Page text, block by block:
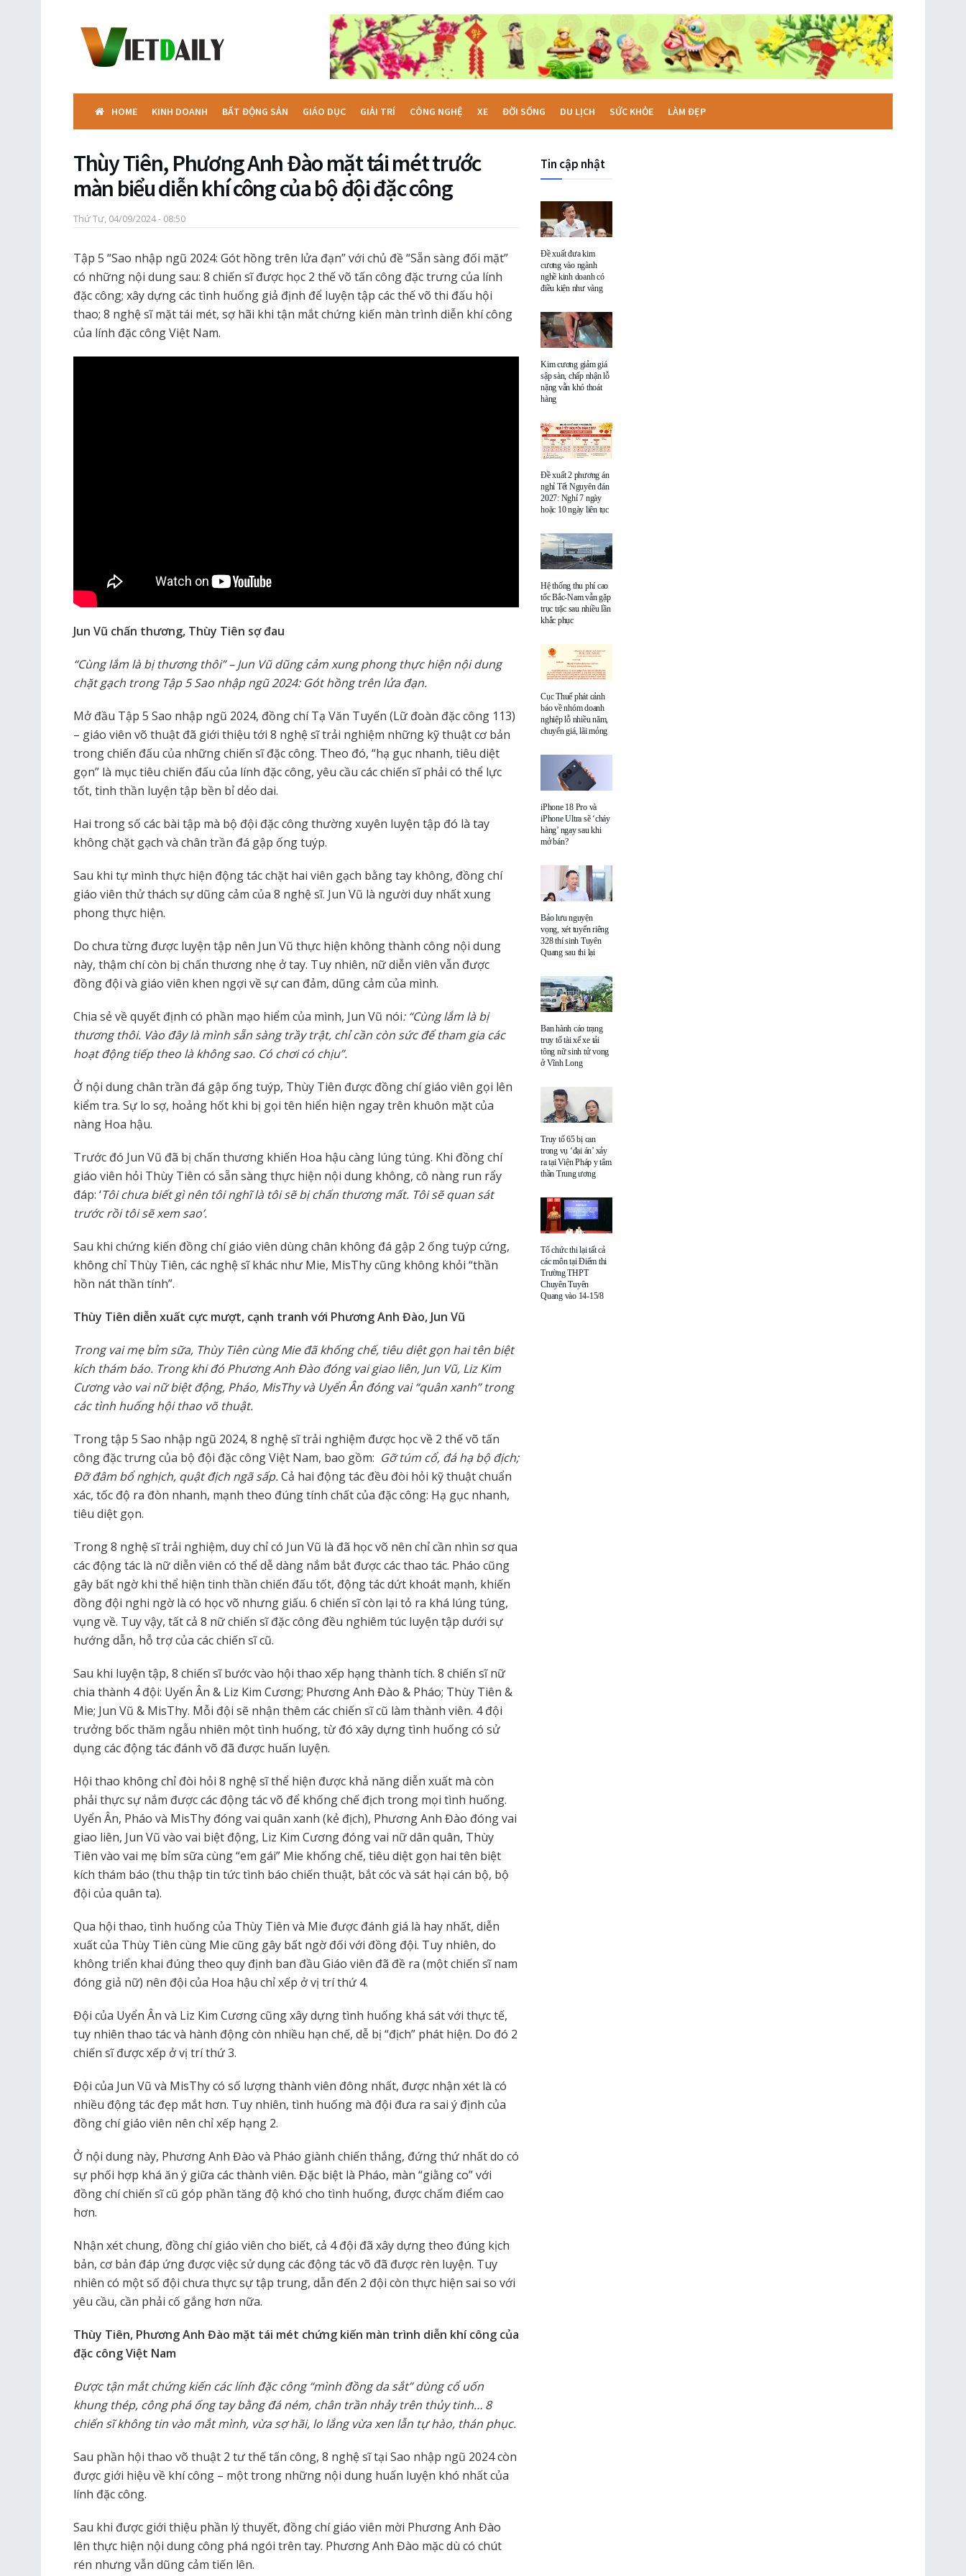
HOME KINH DOANH BẤT ĐỘNG SẢN GIÁO DỤC GIẢI TRÍ CÔNG NGHỆ XE ĐỜI SỐNG DU LỊCH SỨC KHỎE LÀM ĐẸP
Thùy Tiên, Phương Anh Đào mặt tái mét trước
màn biểu diễn khí công của bộ đội đặc công
Thứ Tư, 04/09/2024 - 08:50
Tập 5 “Sao nhập ngũ 2024: Gót hồng trên lửa đạn” với chủ đề “Sẵn sàng đối mặt”
có những nội dung sau: 8 chiến sĩ được học 2 thế võ tấn công đặc trưng của lính
đặc công; xây dựng các tình huống giả định để luyện tập các thế võ thi đấu hội
thao; 8 nghệ sĩ mặt tái mét, sợ hãi khi tận mắt chứng kiến màn trình diễn khí công
của lính đặc công Việt Nam.
Jun Vũ chấn thương, Thùy Tiên sợ đau
“Cùng lắm là bị thương thôi” – Jun Vũ dũng cảm xung phong thực hiện nội dung
chặt gạch trong Tập 5 Sao nhập ngũ 2024: Gót hồng trên lửa đạn.
Mở đầu Tập 5 Sao nhập ngũ 2024, đồng chí Tạ Văn Tuyến (Lữ đoàn đặc công 113)
– giáo viên võ thuật đã giới thiệu tới 8 nghệ sĩ trải nghiệm những kỹ thuật cơ bản
trong chiến đấu của những chiến sĩ đặc công. Theo đó, “hạ gục nhanh, tiêu diệt
gọn” là mục tiêu chiến đấu của lính đặc công, yêu cầu các chiến sĩ phải có thể lực
tốt, tinh thần luyện tập bền bỉ dẻo dai.
Hai trong số các bài tập mà bộ đội đặc công thường xuyên luyện tập đó là tay
không chặt gạch và chân trần đá gập ống tuýp.
Sau khi tự mình thực hiện động tác chặt hai viên gạch bằng tay không, đồng chí
giáo viên thử thách sự dũng cảm của 8 nghệ sĩ. Jun Vũ là người duy nhất xung
phong thực hiện.
Do chưa từng được luyện tập nên Jun Vũ thực hiện không thành công nội dung
này, thậm chí còn bị chấn thương nhẹ ở tay. Tuy nhiên, nữ diễn viên vẫn được
đồng đội và giáo viên khen ngợi về sự can đảm, dũng cảm của mình.
Chia sẻ về quyết định có phần mạo hiểm của mình, Jun Vũ nói: “Cùng lắm là bị
thương thôi. Vào đây là mình sẵn sàng trầy trật, chỉ cần còn sức để tham gia các
hoạt động tiếp theo là không sao. Có chơi có chịu”.
Ở nội dung chân trần đá gập ống tuýp, Thùy Tiên được đồng chí giáo viên gọi lên
kiểm tra. Sự lo sợ, hoảng hốt khi bị gọi tên hiển hiện ngay trên khuôn mặt của
nàng Hoa hậu.
Trước đó Jun Vũ đã bị chấn thương khiến Hoa hậu càng lúng túng. Khi đồng chí
giáo viên hỏi Thùy Tiên có sẵn sàng thực hiện nội dung không, cô nàng run rẩy
đáp: ‘Tôi chưa biết gì nên tôi nghĩ là tôi sẽ bị chấn thương mất. Tôi sẽ quan sát
trước rồi tôi sẽ xem sao’.
Sau khi chứng kiến đồng chí giáo viên dùng chân không đá gập 2 ống tuýp cứng,
không chỉ Thùy Tiên, các nghệ sĩ khác như Mie, MisThy cũng không khỏi “thần
hồn nát thần tính”.
Thùy Tiên diễn xuất cực mượt, cạnh tranh với Phương Anh Đào, Jun Vũ
Trong vai mẹ bỉm sữa, Thùy Tiên cùng Mie đã khống chế, tiêu diệt gọn hai tên biệt
kích thám báo. Trong khi đó Phương Anh Đào đóng vai giao liên, Jun Vũ, Liz Kim
Cương vào vai nữ biệt động, Pháo, MisThy và Uyển Ân đóng vai “quân xanh” trong
các tình huống hội thao võ thuật.
Trong tập 5 Sao nhập ngũ 2024, 8 nghệ sĩ trải nghiệm được học về 2 thế võ tấn
công đặc trưng của bộ đội đặc công Việt Nam, bao gồm: Gỡ túm cổ, đá hạ bộ địch;
Đỡ đâm bổ nghịch, quật địch ngã sấp.Cả hai động tác đều đòi hỏi kỹ thuật chuẩn
xác, tốc độ ra đòn nhanh, mạnh theo đúng tính chất của đặc công: Hạ gục nhanh,
tiêu diệt gọn.
Trong 8 nghệ sĩ trải nghiệm, duy chỉ có Jun Vũ là đã học võ nên chỉ cần nhìn sơ qua
các động tác là nữ diễn viên có thể dễ dàng nắm bắt được các thao tác. Pháo cũng
gây bất ngờ khi thể hiện tinh thần chiến đấu tốt, động tác dứt khoát mạnh, khiến
đồng đội nghi ngờ là có học võ nhưng giấu. 6 chiến sĩ còn lại tỏ ra khá lúng túng,
vụng về. Tuy vậy, tất cả 8 nữ chiến sĩ đặc công đều nghiêm túc luyện tập dưới sự
hướng dẫn, hỗ trợ của các chiến sĩ cũ.
Sau khi luyện tập, 8 chiến sĩ bước vào hội thao xếp hạng thành tích. 8 chiến sĩ nữ
chia thành 4 đội: Uyển Ân & Liz Kim Cương; Phương Anh Đào & Pháo; Thùy Tiên &
Mie; Jun Vũ & MisThy. Mỗi đội sẽ nhận thêm các chiến sĩ cũ làm thành viên. 4 đội
trưởng bốc thăm ngẫu nhiên một tình huống, từ đó xây dựng tình huống có sử
dụng các động tác đánh võ đã được huấn luyện.
Hội thao không chỉ đòi hỏi 8 nghệ sĩ thể hiện được khả năng diễn xuất mà còn
phải thực sự nắm được các động tác võ để khống chế địch trong mọi tình huống.
Uyển Ân, Pháo và MisThy đóng vai quân xanh (kẻ địch), Phương Anh Đào đóng vai
giao liên, Jun Vũ vào vai biệt động, Liz Kim Cương đóng vai nữ dân quân, Thùy
Tiên vào vai mẹ bỉm sữa cùng “em gái” Mie khống chế, tiêu diệt gọn hai tên biệt
kích thám báo (thu thập tin tức tình báo chiến thuật, bắt cóc và sát hại cán bộ, bộ
đội của quân ta).
Qua hội thao, tình huống của Thùy Tiên và Mie được đánh giá là hay nhất, diễn
xuất của Thùy Tiên cùng Mie cũng gây bất ngờ đối với đồng đội. Tuy nhiên, do
không triển khai đúng theo quy định ban đầu Giáo viên đã đề ra (một chiến sĩ nam
đóng giả nữ) nên đội của Hoa hậu chỉ xếp ở vị trí thứ 4.
Đội của Uyển Ân và Liz Kim Cương cũng xây dựng tình huống khá sát với thực tế,
tuy nhiên thao tác và hành động còn nhiều hạn chế, dễ bị “địch” phát hiện. Do đó 2
chiến sĩ được xếp ở vị trí thứ 3.
Đội của Jun Vũ và MisThy có số lượng thành viên đông nhất, được nhận xét là có
nhiều động tác đẹp mắt hơn. Tuy nhiên, tình huống mà đội đưa ra sai ý định của
đồng chí giáo viên nên chỉ xếp hạng 2.
Ở nội dung này, Phương Anh Đào và Pháo giành chiến thắng, đứng thứ nhất do có
sự phối hợp khá ăn ý giữa các thành viên. Đặc biệt là Pháo, màn “giằng co” với
đồng chí chiến sĩ cũ góp phần tăng độ khó cho tình huống, được chấm điểm cao
hơn.
Nhận xét chung, đồng chí giáo viên cho biết, cả 4 đội đã xây dựng theo đúng kịch
bản, cơ bản đáp ứng được việc sử dụng các động tác võ đã được rèn luyện. Tuy
nhiên có một số đội chưa thực sự tập trung, dẫn đến 2 đội còn thực hiện sai so với
yêu cầu, cần phải cố gắng hơn nữa.
Thùy Tiên, Phương Anh Đào mặt tái mét chứng kiến màn trình diễn khí công của
đặc công Việt Nam
Được tận mắt chứng kiến các lính đặc công “mình đồng da sắt” dùng cổ uốn
khung thép, công phá ống tay bằng đá ném, chân trần nhảy trên thủy tinh… 8
chiến sĩ không tin vào mắt mình, vừa sợ hãi, lo lắng vừa xen lẫn tự hào, thán phục.
Sau phần hội thao võ thuật 2 tư thế tấn công, 8 nghệ sĩ tại Sao nhập ngũ 2024 còn
được giới hiệu về khí công – một trong những nội dung huấn luyện khó nhất của
lính đặc công.
Sau khi được giới thiệu phần lý thuyết, đồng chí giáo viên mời Phương Anh Đào
lên thực hiện nội dung công phá ngói trên tay. Phương Anh Đào mặc dù có chút
rén nhưng vẫn dũng cảm tiến lên.
Tin cập nhật
Đề xuất đưa kim
cương vào ngành
nghề kinh doanh có
điều kiện như vàng
Kim cương giảm giá
sập sàn, chấp nhận lỗ
nặng vẫn khó thoát
hàng
Đề xuất 2 phương án
nghỉ Tết Nguyên đán
2027: Nghỉ 7 ngày
hoặc 10 ngày liên tục
Hệ thống thu phí cao
tốc Bắc-Nam vẫn gặp
trục trặc sau nhiều lần
khắc phục
Cục Thuế phát cảnh
báo về nhóm doanh
nghiệp lỗ nhiều năm,
chuyển giá, lãi mỏng
iPhone 18 Pro và
iPhone Ultra sẽ ‘cháy
hàng’ ngay sau khi
mở bán?
Bảo lưu nguyện
vọng, xét tuyển riêng
328 thí sinh Tuyên
Quang sau thi lại
Ban hành cáo trạng
truy tố tài xế xe tải
tông nữ sinh tử vong
ở Vĩnh Long
Truy tố 65 bị can
trong vụ ‘đại án’ xảy
ra tại Viện Pháp y tâm
thần Trung ương
Tổ chức thi lại tất cả
các môn tại Điểm thi
Trường THPT
Chuyên Tuyên
Quang vào 14-15/8